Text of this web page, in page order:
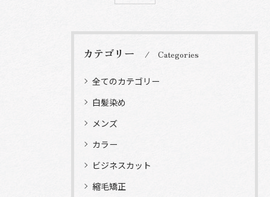
カテゴリー Categories
全てのカテゴリー
白髪染め
メンズ
カラー
ビジネスカット
縮毛矯正